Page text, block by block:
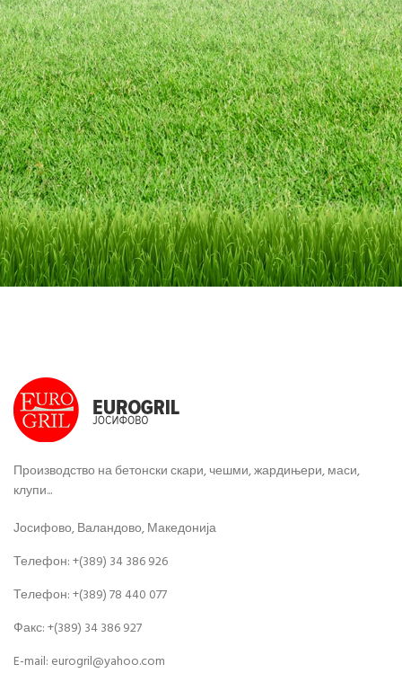
Производство на бетонски скари, чешми, жардињери, маси,
клупи...
Јосифово, Валандово, Македонија
Телефон: +(389) 34 386 926
Телефон: +(389) 78 440 077
Факс: +(389) 34 386 927
E-mail: eurogril@yahoo.com